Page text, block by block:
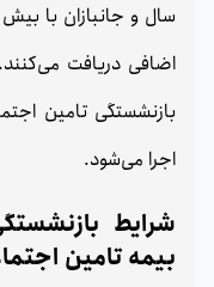
اضافی دریافت
بازنشستگی تامین
اجرا می‌شود.
شرایط
بیمه تامین